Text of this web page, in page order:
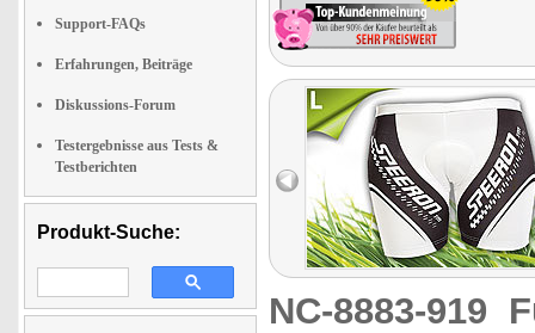
Support-FAQs
Erfahrungen, Beiträge
Diskussions-Forum
Testergebnisse aus Tests &
Testberichten
Produkt-Suche:
NC-8883-919